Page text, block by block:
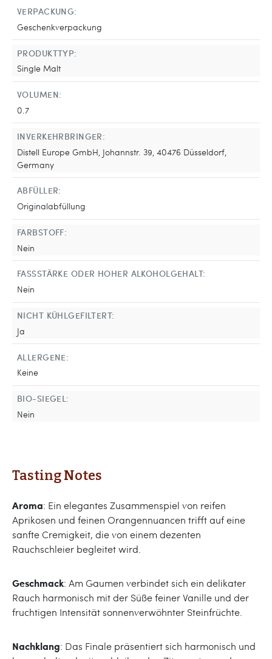
VERPACKUNG:
Geschenkverpackung
PRODUKTTYP:
Single Malt
VOLUMEN:
0.7
INVERKEHRBRINGER:
Distell Europe GmbH, Johannstr. 39, 40476 Düsseldorf,
Germany
ABFÜLLER:
Originalabfüllung
FARBSTOFF:
Nein
FASSSTÄRKE ODER HOHER ALKOHOLGEHALT:
Nein
NICHT KÜHLGEFILTERT:
Ja
ALLERGENE:
Keine
BIO-SIEGEL:
Nein
Tasting Notes
Aroma: Ein elegantes Zusammenspiel von reifen
Aprikosen und feinen Orangennuancen trifft auf eine
sanfte Cremigkeit, die von einem dezenten
Rauchschleier begleitet wird.
Geschmack: Am Gaumen verbindet sich ein delikater
Rauch harmonisch mit der Süße feiner Vanille und der
fruchtigen Intensität sonnenverwöhnter Steinfrüchte.
Nachklang: Das Finale präsentiert sich harmonisch und